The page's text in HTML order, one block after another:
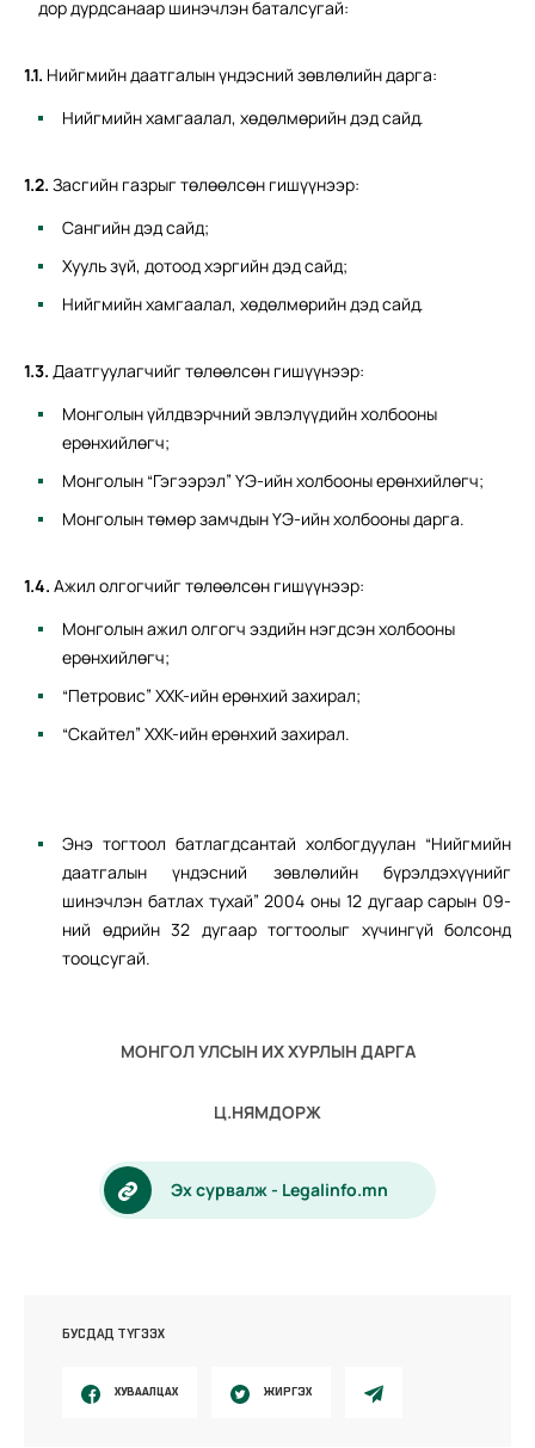
дор дурдсанаар шинэчлэн баталсугай:
1.1. Нийгмийн даатгалын үндэсний зөвлөлийн дарга:
Нийгмийн хамгаалал, хөдөлмөрийн дэд сайд.
1.2. Засгийн газрыг төлөөлсөн гишүүнээр:
Сангийн дэд сайд;
Хууль зүй, дотоод хэргийн дэд сайд;
Нийгмийн хамгаалал, хөдөлмөрийн дэд сайд.
1.3. Даатгуулагчийг төлөөлсөн гишүүнээр:
Монголын үйлдвэрчний эвлэлүүдийн холбооны
ерөнхийлөгч;
Монголын “Гэгээрэл” ҮЭ-ийн холбооны ерөнхийлөгч;
Монголын төмөр замчдын ҮЭ-ийн холбооны дарга.
1.4. Ажил олгогчийг төлөөлсөн гишүүнээр:
Монголын ажил олгогч эздийн нэгдсэн холбооны
ерөнхийлөгч;
“Петровис” ХХК-ийн ерөнхий захирал;
“Скайтел” ХХК-ийн ерөнхий захирал.
Энэ тогтоол батлагдсантай холбогдуулан “Нийгмийн
даатгалын үндэсний зөвлөлийн бүрэлдэхүүнийг
шинэчлэн батлах тухай” 2004 оны 12 дугаар сарын 09-
ний өдрийн 32 дугаар тогтоолыг хүчингүй болсонд
тооцсугай.
МОНГОЛ УЛСЫН ИХ ХУРЛЫН ДАРГА
Ц.НЯМДОРЖ
Эх сурвалж - Legalinfo.mn
БУСДАД ТҮГЭЭХ
ХУВААЛЦАХ ЖИРГЭХ